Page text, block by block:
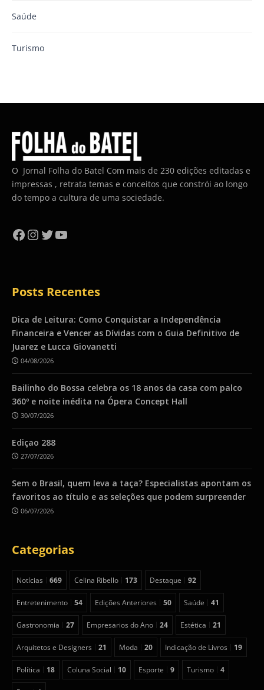
Saúde
Turismo
O Jornal Folha do Batel Com mais de 230 edições editadas e
impressas , retrata temas e conceitos que constrói ao longo
do tempo a cultura de uma sociedade.
Facebook
Instagram
Twitter
YouTube
Posts Recentes
Dica de Leitura: Como Conquistar a Independência
Financeira e Vencer as Dívidas com o Guia Definitivo de
Juarez e Lucca Giovanetti
04/08/2026
Bailinho do Bossa celebra os 18 anos da casa com palco
360º e noite inédita na Ópera Concept Hall
30/07/2026
Ediçao 288
27/07/2026
Sem o Brasil, quem leva a taça? Especialistas apontam os
favoritos ao título e as seleções que podem surpreender
06/07/2026
Categorias
Notícias 669 Celina Ribello 173 Destaque 92
Entretenimento 54 Edições Anteriores 50 Saúde 41
Gastronomia 27 Empresarios do Ano 24 Estética 21
Arquitetos e Designers 21 Moda 20 Indicação de Livros 19
Política 18 Coluna Social 10 Esporte 9 Turismo 4